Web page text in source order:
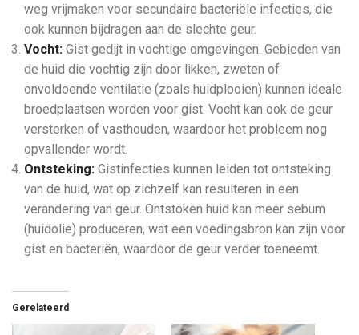
weg vrijmaken voor secundaire bacteriële infecties, die
ook kunnen bijdragen aan de slechte geur.
Vocht: Gist gedijt in vochtige omgevingen. Gebieden van
de huid die vochtig zijn door likken, zweten of
onvoldoende ventilatie (zoals huidplooien) kunnen ideale
broedplaatsen worden voor gist. Vocht kan ook de geur
versterken of vasthouden, waardoor het probleem nog
opvallender wordt.
Ontsteking: Gistinfecties kunnen leiden tot ontsteking
van de huid, wat op zichzelf kan resulteren in een
verandering van geur. Ontstoken huid kan meer sebum
(huidolie) produceren, wat een voedingsbron kan zijn voor
gist en bacteriën, waardoor de geur verder toeneemt.
Gerelateerd